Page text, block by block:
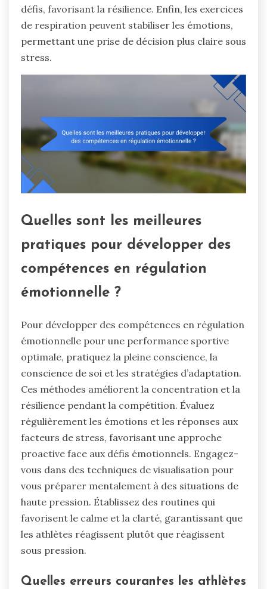
défis, favorisant la résilience. Enfin, les exercices
de respiration peuvent stabiliser les émotions,
permettant une prise de décision plus claire sous
stress.
Quelles sont les meilleures
pratiques pour développer des
compétences en régulation
émotionnelle ?
Pour développer des compétences en régulation
émotionnelle pour une performance sportive
optimale, pratiquez la pleine conscience, la
conscience de soi et les stratégies d’adaptation.
Ces méthodes améliorent la concentration et la
résilience pendant la compétition. Évaluez
régulièrement les émotions et les réponses aux
facteurs de stress, favorisant une approche
proactive face aux défis émotionnels. Engagez-
vous dans des techniques de visualisation pour
vous préparer mentalement à des situations de
haute pression. Établissez des routines qui
favorisent le calme et la clarté, garantissant que
les athlètes réagissent plutôt que réagissent
sous pression.
Quelles erreurs courantes les athlètes